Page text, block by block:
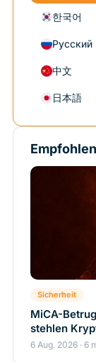
한국어
Русский
中文
日本語
Sicherheit
MiCA-
stehlen
6 Aug. 2026 · 6